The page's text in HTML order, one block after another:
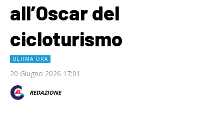
all’Oscar del
cicloturismo
ULTIMA ORA
20 Giugno 2026 17:01
REDAZIONE